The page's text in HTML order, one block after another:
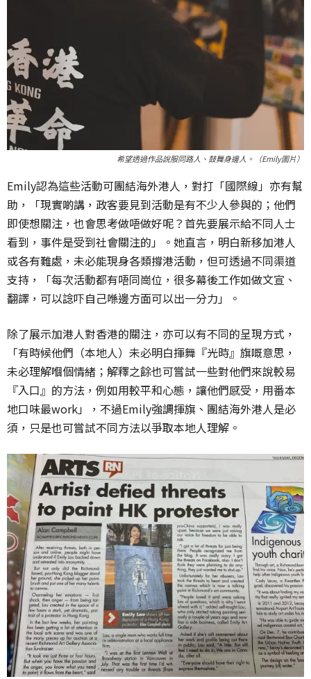
希望透過作品說服同路人、鼓舞身邊人。（Emily圖片）
Emily認為這些活動可團結海外港人，對打「國際線」亦有幫
助，「現實啲講，政客要見到活動是有不少人參與的；他們
即使想關注，也會思考做唔做好呢？首先要展示給不同人士
看到，事件是受到社會關注的」。她直言，明白新移加港人
或各有難處，未必能現身各類撐港活動，但可透過不同渠道
支持，「每次活動都有唔同崗位，很多幕後工作如做文宣、
翻譯，可以諗吓自己喺邊方面可以出一分力」。
除了展示加港人對香港的關注，亦可以有不同的呈現方式，
「有時候他們（本地人）未必明白揮舞『光時』旗嘅意思，
未必理解嗰個情緒；解釋之餘也可嘗試一些對他們來說較易
『入口』的方法，例如用較平和心態，讓他們感受，用番本
地口味最work」，不過Emily強調揮旗、團結海外港人是必
須，只是也可嘗試不同方法以爭取本地人理解。